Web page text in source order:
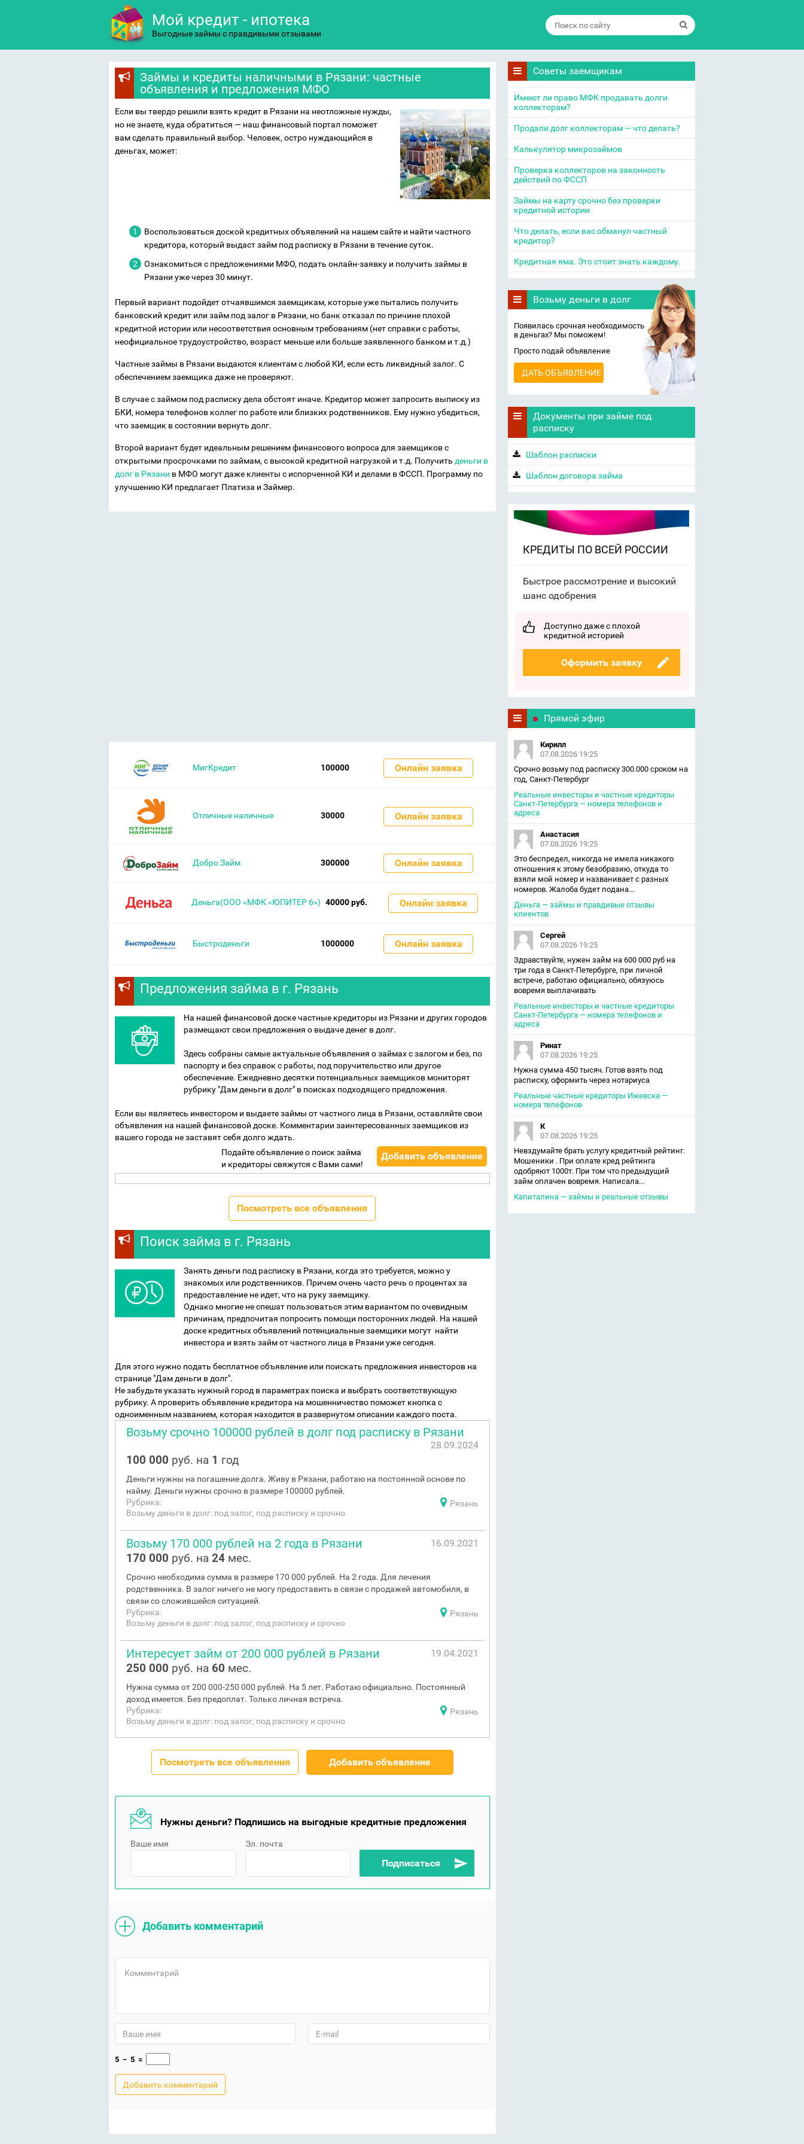
Мой кредит - ипотека
Выгодные займы с правдивыми отзывами
Займы и кредиты наличными в Рязани: частные
объявления и предложения МФО
Если вы твердо решили взять кредит в Рязани на неотложные нужды,
но не знаете, куда обратиться — наш финансовый портал поможет
вам сделать правильный выбор. Человек, остро нуждающийся в
деньгах, может:
Воспользоваться доской кредитных объявлений на нашем сайте и найти частного
кредитора, который выдаст займ под расписку в Рязани в течение суток.
Ознакомиться с предложениями МФО, подать онлайн-заявку и получить займы в
Рязани уже через 30 минут.
Первый вариант подойдет отчаявшимся заемщикам, которые уже пытались получить
банковский кредит или займ под залог в Рязани, но банк отказал по причине плохой
кредитной истории или несоответствия основным требованиям (нет справки с работы,
неофициальное трудоустройство, возраст меньше или больше заявленного банком и т.д.)
Частные займы в Рязани выдаются клиентам с любой КИ, если есть ликвидный залог. С
обеспечением заемщика даже не проверяют.
В случае с займом под расписку дела обстоят иначе. Кредитор может запросить выписку из
БКИ, номера телефонов коллег по работе или близких родственников. Ему нужно убедиться,
что заемщик в состоянии вернуть долг.
Второй вариант будет идеальным решением финансового вопроса для заемщиков с
открытыми просрочками по займам, с высокой кредитной нагрузкой и т.д. Получить деньги в
долг в Рязани в МФО могут даже клиенты с испорченной КИ и делами в ФССП. Программу по
улучшению КИ предлагает Платиза и Займер.
МигКредит 100000 Онлайн заявка
Отличные наличные 30000 Онлайн заявка
Добро Займ 300000 Онлайн заявка
Деньга(ООО «МФК «ЮПИТЕР 6») 40000 руб. Онлайн заявка
Быстроденьги 1000000 Онлайн заявка
Предложения займа в г. Рязань
На нашей финансовой доске частные кредиторы из Рязани и других городов
размещают свои предложения о выдаче денег в долг.
Здесь собраны самые актуальные объявления о займах с залогом и без, по
паспорту и без справок с работы, под поручительство или другое
обеспечение. Ежедневно десятки потенциальных заемщиков мониторят
рубрику "Дам деньги в долг" в поисках подходящего предложения.
Если вы являетесь инвестором и выдаете займы от частного лица в Рязани, оставляйте свои
объявления на нашей финансовой доске. Комментарии заинтересованных заемщиков из
вашего города не заставят себя долго ждать.
Подайте объявление о поиск займа
и кредиторы свяжутся с Вами сами!
Добавить объявление
Посмотреть все объявления
Поиск займа в г. Рязань
Занять деньги под расписку в Рязани, когда это требуется, можно у
знакомых или родственников. Причем очень часто речь о процентах за
предоставление не идет, что на руку заемщику.
Однако многие не спешат пользоваться этим вариантом по очевидным
причинам, предпочитая попросить помощи посторонних людей. На нашей
доске кредитных объявлений потенциальные заемщики могут найти
инвестора и взять займ от частного лица в Рязани уже сегодня.
Для этого нужно подать бесплатное объявление или поискать предложения инвесторов на
странице "Дам деньги в долг".
Не забудьте указать нужный город в параметрах поиска и выбрать соответствующую
рубрику. А проверить объявление кредитора на мошенничество поможет кнопка с
одноименным названием, которая находится в развернутом описании каждого поста.
Возьму срочно 100000 рублей в долг под расписку в Рязани
28.09.2024
100 000 руб. на 1 год
Деньги нужны на погашение долга. Живу в Рязани, работаю на постоянной основе по
найму. Деньги нужны срочно в размере 100000 рублей.
Рубрика:
Возьму деньги в долг: под залог, под расписку и срочно
Рязань
Возьму 170 000 рублей на 2 года в Рязани 16.09.2021
170 000 руб. на 24 мес.
Срочно необходима сумма в размере 170 000 рублей. На 2 года. Для лечения
родственника. В залог ничего не могу предоставить в связи с продажей автомобиля, в
связи со сложившейся ситуацией.
Рубрика:
Возьму деньги в долг: под залог, под расписку и срочно
Рязань
Интересует займ от 200 000 рублей в Рязани 19.04.2021
250 000 руб. на 60 мес.
Нужна сумма от 200 000-250 000 рублей. На 5 лет. Работаю официально. Постоянный
доход имеется. Без предоплат. Только личная встреча.
Рубрика:
Возьму деньги в долг: под залог, под расписку и срочно
Рязань
Посмотреть все объявления Добавить объявление
Нужны деньги? Подпишись на выгодные кредитные предложения
Ваше имя Эл. почта
Добавить комментарий
5 − 5 =
Советы заемщикам
Имеют ли право МФК продавать долги
коллекторам?
Продали долг коллекторам — что делать?
Калькулятор микрозаймов
Проверка коллекторов на законность
действий по ФССП
Займы на карту срочно без проверки
кредитной истории
Что делать, если вас обманул частный
кредитор?
Кредитная яма. Это стоит знать каждому.
Возьму деньги в долг
Появилась срочная необходимость
в деньгах? Мы поможем!
Просто подай объявление
ДАТЬ ОБЪЯВЛЕНИЕ
Документы при займе под
расписку
Шаблон расписки
Шаблон договора займа
КРЕДИТЫ ПО ВСЕЙ РОССИИ
Быстрое рассмотрение и высокий
шанс одобрения
Доступно даже с плохой
кредитной историей
Оформить заявку
Прямой эфир
Кирилл
07.08.2026 19:25
Срочно возьму под расписку 300.000 сроком на
год, Санкт-Петербург
Реальные инвесторы и частные кредиторы
Санкт-Петербурга — номера телефонов и
адреса
Анастасия
07.08.2026 19:25
Это беспредел, никогда не имела никакого
отношения к этому безобразию, откуда то
взяли мой номер и названивает с разных
номеров. Жалоба будет подана...
Деньга — займы и правдивые отзывы
клиентов
Сергей
07.08.2026 19:25
Здравствуйте, нужен займ на 600 000 руб на
три года в Санкт-Петербурге, при личной
встрече, работаю официально, обязуюсь
вовремя выплачивать
Реальные инвесторы и частные кредиторы
Санкт-Петербурга — номера телефонов и
адреса
Ринат
07.08.2026 19:25
Нужна сумма 450 тысяч. Готов взять под
расписку, оформить через нотариуса
Реальные частные кредиторы Ижевска —
номера телефонов
К
07.08.2026 19:25
Невздумайте брать услугу кредитный рейтинг.
Мошеники . При оплате кред рейтинга
одобряют 1000т. При том что предыдущий
займ оплачен вовремя. Написала...
Капиталина — займы и реальные отзывы